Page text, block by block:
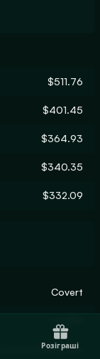
$511.76
$401.45
$364.93
$340.35
$332.09
Covert
Paint Job
Розіграші